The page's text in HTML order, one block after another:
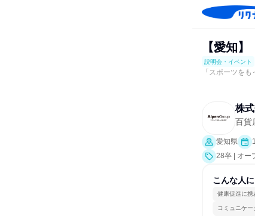
【愛知
説明会・イベント
「スポーツを
株
百貨
愛知県
28卒 | オー
こんな人
健康促進に携
コミュニケー